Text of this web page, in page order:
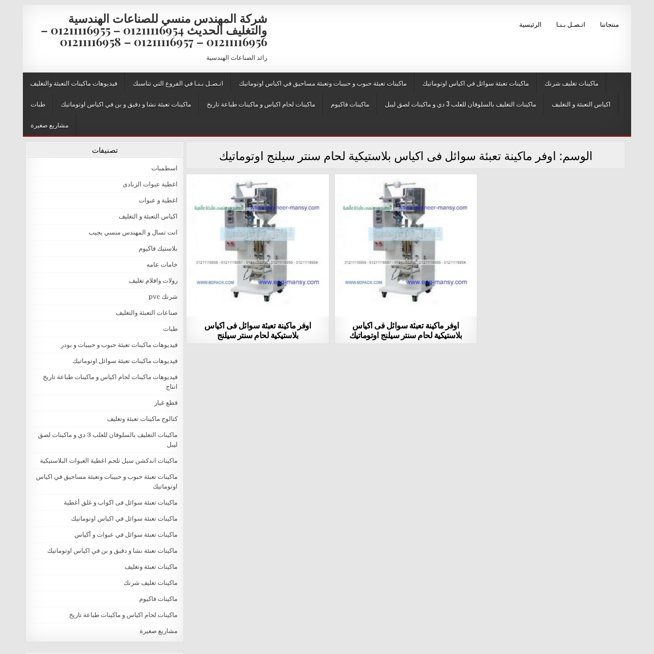
شركة المهندس منسي للصناعات الهندسية
والتغليف الحديث 01211116954 – 01211116955 –
01211116956 – 01211116957 – 01211116958
رائد الصناعات الهندسية
الرئيسية اتـصـل بـنـا منتجاتنا
فيديوهات ماكينات التعبئة والتغليف اتـصـل بـنـا في الفروع التي تناسبك ماكينات تعبئة حبوب و حبيبات وتعبئة مساحيق في اكياس اوتوماتيك ماكينات تعبئة سوائل في اكياس اوتوماتيك ماكينات تغليف شرنك
طبات ماكينات تعبئة نشا و دقيق و بن في اكياس اوتوماتيك ماكينات لحام اكياس و ماكينات طباعة تاريخ ماكينات فاكيوم ماكينات التغليف بالسلوفان للعلب 3 دي و ماكينات لصق ليبل اكياس التعبئة و التغليف
مشاريع صغيرة
الوسم: اوفر ماكينة تعبئة سوائل فى اكياس بلاستيكية لحام سنتر سيلنج اوتوماتيك
اوفر ماكينة تعبئة سوائل فى اكياس
بلاستيكية لحام سنتر سيلنج
اوفر ماكينة تعبئة سوائل فى اكياس
بلاستيكية لحام سنتر سيلنج اوتوماتيك
تصنيفات
اسطمبات
اغطية عبوات الزبادى
اغطية و عبوات
اكياس التعبئة و التغليف
انت تسال و المهندس منسي يجيب
بلاستيك فاكيوم
خامات عامه
رولات وافلام تغليف
شرنك pvc
صناعات التعبئة والتغليف
طبات
فيديوهات ماكينات تعبئة حبوب و حبيبات و بودر
فيديوهات ماكينات تعبئة سوائل اوتوماتيك
فيديوهات ماكينات لحام اكياس و ماكينات طباعة تاريخ
انتاج
قطع غيار
كتالوج ماكينات تعبئة وتغليف
ماكينات التغليف بالسلوفان للعلب 3 دي و ماكينات لصق
ليبل
ماكينات اندكشن سيل تلحم اغطية العبوات البلاستيكية
ماكينات تعبئة حبوب و حبيبات وتعبئة مساحيق في اكياس
اوتوماتيك
ماكينات تعبئة سوائل فى اكواب و غلق أغطية
ماكينات تعبئة سوائل في اكياس اوتوماتيك
ماكينات تعبئة سوائل في عبوات و أكياس
ماكينات تعبئة نشا و دقيق و بن في اكياس اوتوماتيك
ماكينات تعبئة وتغليف
ماكينات تغليف شرنك
ماكينات فاكيوم
ماكينات لحام اكياس و ماكينات طباعة تاريخ
مشاريع صغيرة